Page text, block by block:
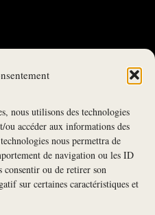
nous utilisons des technologies
ou accéder aux informations des
nous permettra de
de navigation ou les ID
consentir ou de retirer son
sur certaines caractéristiques et